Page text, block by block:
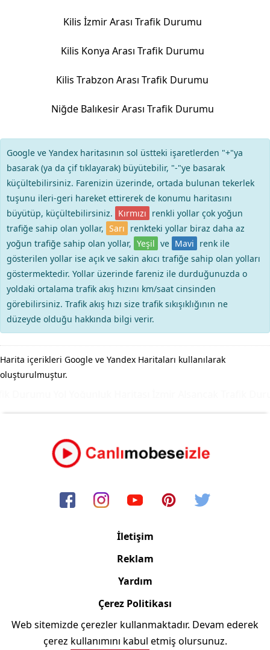
Kilis İzmir Arası Trafik Durumu
Kilis Konya Arası Trafik Durumu
Kilis Trabzon Arası Trafik Durumu
Niğde Balıkesir Arası Trafik Durumu
Google ve Yandex haritasının sol üstteki işaretlerden "+"ya
basarak (ya da çif tıklayarak) büyütebilir, "-"ye basarak
küçültebilirsiniz. Farenizin üzerinde, ortada bulunan tekerlek
tuşunu ileri-geri hareket ettirerek de konumu haritasını
büyütüp, küçültebilirsiniz. Kırmızı renkli yollar çok yoğun
trafiğe sahip olan yollar, Sarı renkteki yollar biraz daha az
yoğun trafiğe sahip olan yollar, Yeşil ve Mavi renk ile
gösterilen yollar ise açık ve sakin akıcı trafiğe sahip olan yolları
göstermektedir. Yollar üzerinde fareniz ile durduğunuzda o
yoldaki ortalama trafik akış hızını km/saat cinsinden
görebilirsiniz. Trafik akış hızı size trafik sıkışıklığının ne
düzeyde olduğu hakkında bilgi verir.
Harita içerikleri Google ve Yandex Haritaları kullanılarak
oluşturulmuştur.
İletişim
Reklam
Yardım
Çerez Politikası
Copyright © 2006/2024 Canlimobeseizle.com
Web sitemizde çerezler kullanmaktadır. Devam ederek
çerez kullanımını kabul etmiş olursunuz.